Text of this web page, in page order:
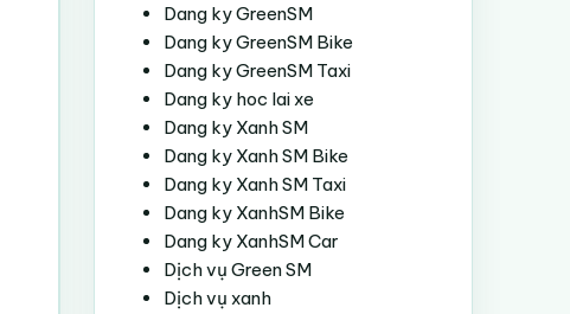
Dang ky GreenSM
Dang ky GreenSM Bike
Dang ky GreenSM Taxi
Dang ky hoc lai xe
Dang ky Xanh SM
Dang ky Xanh SM Bike
Dang ky Xanh SM Taxi
Dang ky XanhSM Bike
Dang ky XanhSM Car
Dịch vụ Green SM
Dịch vụ xanh